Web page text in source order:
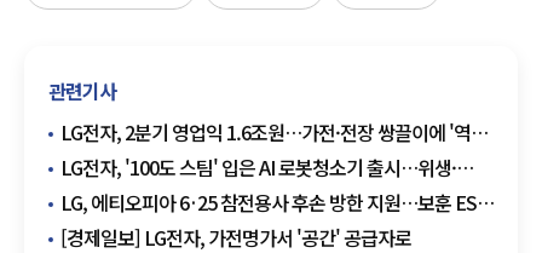
관련기사
LG전자, 2분기 영업익 1.6조원…가전·전장 쌍끌이에 '역대
최대'
LG전자, '100도 스팀' 입은 AI 로봇청소기 출시…위생·
디자인으로 프리미엄 승부
LG, 에티오피아 6·25 참전용사 후손 방한 지원…보훈 ESG
확대
[경제일보] LG전자, 가전명가서 '공간' 공급자로